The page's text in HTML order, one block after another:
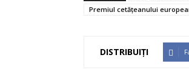
Premiul cetățeanului
DISTRIBUIȚI